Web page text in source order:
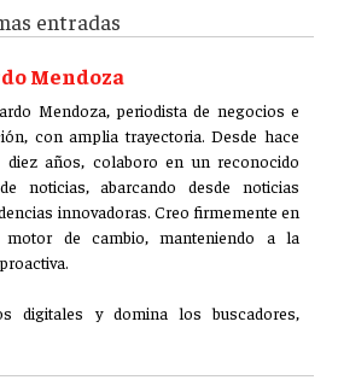
EMPRESARIALES
EXPERIENCIA DEL CLIENTE
PROYECTOS
OPERACIONES Y CADENA DE
entradas
Mendoza
Mendoza, periodista de negocios e
con amplia trayectoria. Desde hace
diez años, colaboro en un reconocido
noticias, abarcando desde noticias
innovadoras. Creo firmemente en
de cambio, manteniendo a la
digitales y domina los buscadores,